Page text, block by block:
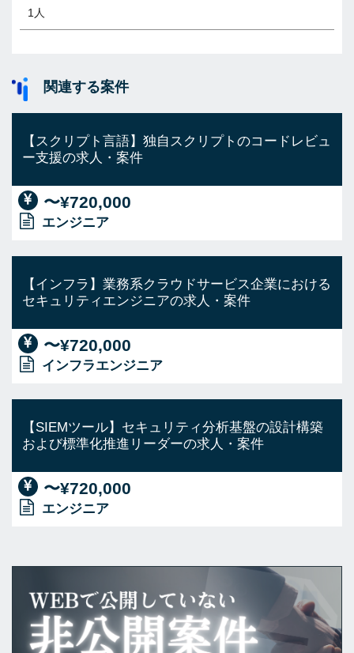
1人
関連する案件
【スクリプト言語】独自スクリプトのコードレビュ
ー支援の求人・案件
〜¥720,000
エンジニア
【インフラ】業務系クラウドサービス企業における
セキュリティエンジニアの求人・案件
〜¥720,000
インフラエンジニア
【SIEMツール】セキュリティ分析基盤の設計構築
および標準化推進リーダーの求人・案件
〜¥720,000
エンジニア